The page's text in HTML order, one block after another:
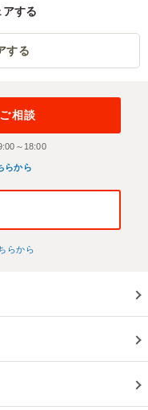
アする
する
相談
～18:00
らから
らから